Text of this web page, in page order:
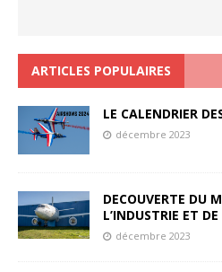
ARTICLES POPULAIRES
LE CALENDRIER
décembre 2023
DECOUVERTE DU
L’INDUSTRIE ET
décembre 2023